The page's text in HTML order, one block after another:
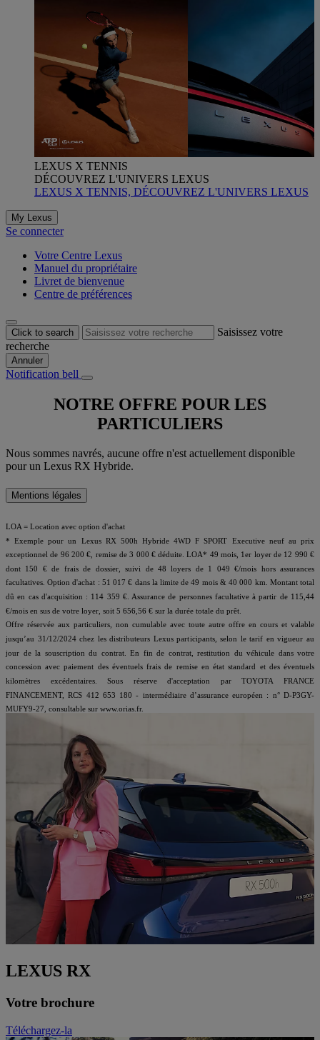
LEXUS X TENNIS
DÉCOUVREZ L'UNIVERS LEXUS
LEXUS X TENNIS, DÉCOUVREZ L'UNIVERS LEXUS
My Lexus
Se connecter
Votre Centre Lexus
Manuel du propriétaire
Livret de bienvenue
Centre de préférences
Click to search
Saisissez votre
recherche
Annuler
Notification bell
NOTRE OFFRE POUR LES
PARTICULIERS
Nous sommes navrés, aucune offre n'est actuellement disponible
pour un Lexus RX Hybride.
Mentions légales
LOA = Location avec option d'achat
* Exemple pour un Lexus RX 500h Hybride 4WD F SPORT Executive neuf au prix
exceptionnel de 96 200 €, remise de 3 000 € déduite. LOA* 49 mois, 1er loyer de 12 990 €
dont 150 € de frais de dossier, suivi de 48 loyers de 1 049 €/mois hors assurances
facultatives. Option d'achat : 51 017 € dans la limite de 49 mois & 40 000 km. Montant total
dû en cas d'acquisition : 114 359 €. Assurance de personnes facultative à partir de 115,44
€/mois en sus de votre loyer, soit 5 656,56 € sur la durée totale du prêt.
Offre réservée aux particuliers, non cumulable avec toute autre offre en cours et valable
jusqu’au 31/12/2024 chez les distributeurs Lexus participants, selon le tarif en vigueur au
jour de la souscription du contrat. En fin de contrat, restitution du véhicule dans votre
concession avec paiement des éventuels frais de remise en état standard et des éventuels
kilomètres excédentaires. Sous réserve d'acceptation par TOYOTA FRANCE
FINANCEMENT, RCS 412 653 180 - intermédiaire d’assurance européen : n° D-P3GY-
MUFY9-27, consultable sur www.orias.fr.
LEXUS RX
Votre brochure
Téléchargez-la